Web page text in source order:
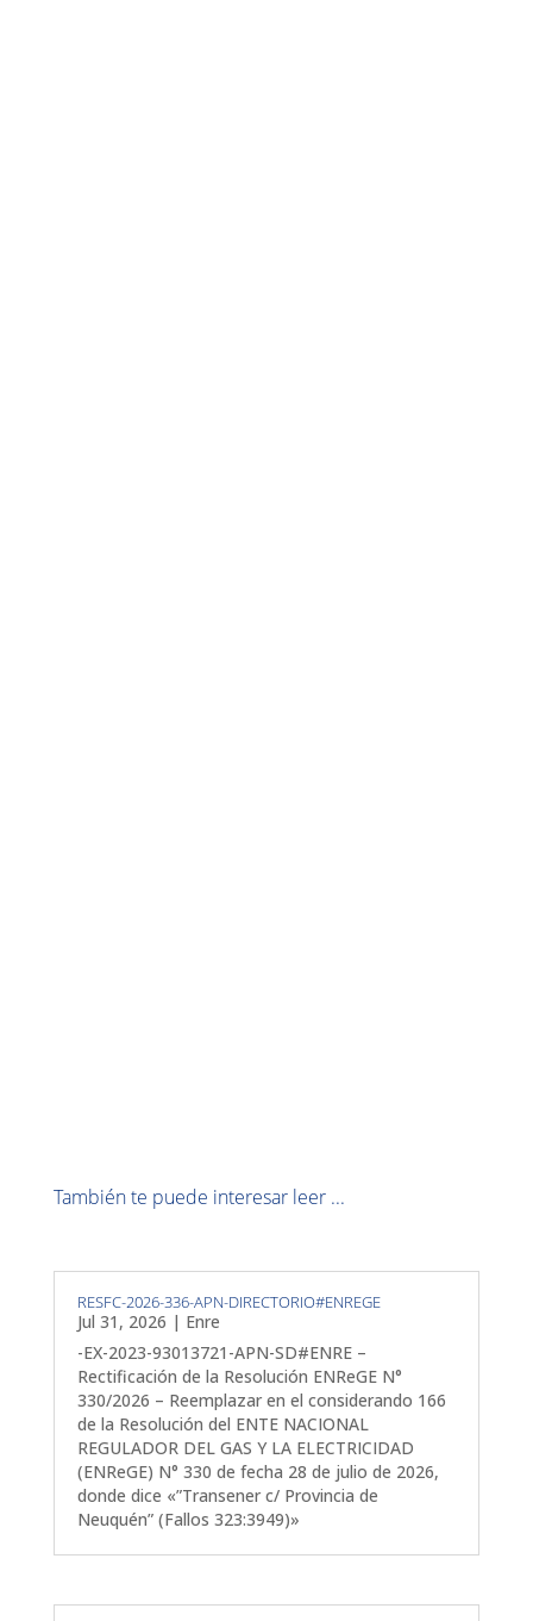
También te puede interesar leer ...
RESFC-2026-336-APN-DIRECTORIO#ENREGE
Jul 31, 2026 | Enre
-EX-2023-93013721-APN-SD#ENRE –
Rectificación de la Resolución ENReGE N°
330/2026 – Reemplazar en el considerando 166
de la Resolución del ENTE NACIONAL
REGULADOR DEL GAS Y LA ELECTRICIDAD
(ENReGE) N° 330 de fecha 28 de julio de 2026,
donde dice «”Transener c/ Provincia de
Neuquén” (Fallos 323:3949)»